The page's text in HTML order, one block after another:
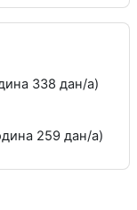
338 дан/а)
259 дан/а)